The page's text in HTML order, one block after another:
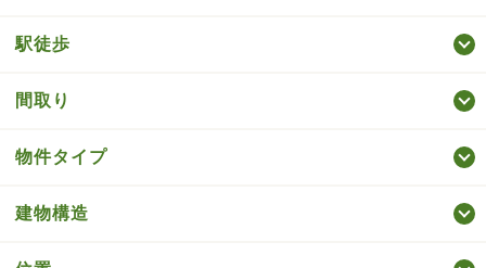
駅徒歩
間取り
物件タイプ
建物構造